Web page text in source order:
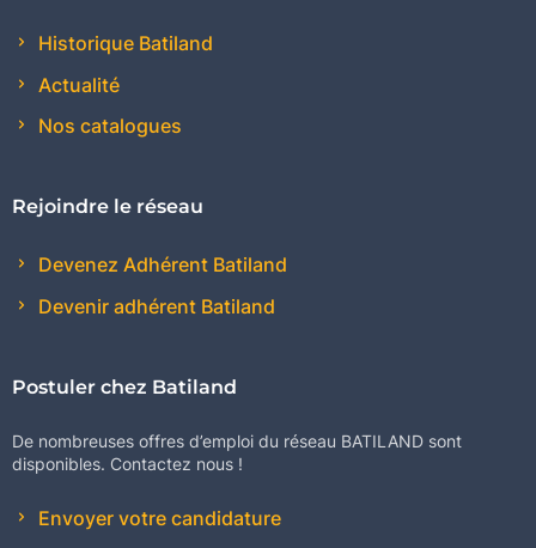
Historique Batiland
Actualité
Nos catalogues
Rejoindre le réseau
Devenez Adhérent Batiland
Devenir adhérent Batiland
Postuler chez Batiland
De nombreuses offres d’emploi du réseau BATILAND sont
disponibles. Contactez nous !
Envoyer votre candidature